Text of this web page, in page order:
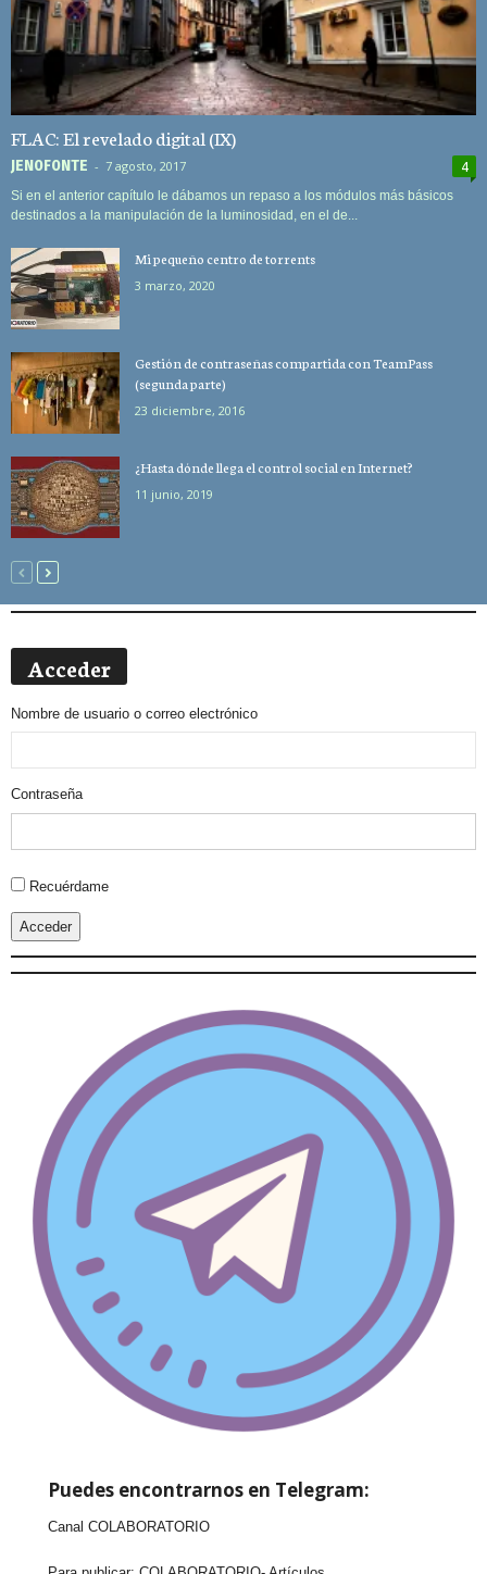
FLAC: El revelado digital (IX)
JEN0F0NTE - 7 agosto, 2017 4
Si en el anterior capítulo le dábamos un repaso a los módulos más básicos
destinados a la manipulación de la luminosidad, en el de...
Mi pequeño centro de torrents
3 marzo, 2020
Gestión de contraseñas compartida con TeamPass
(segunda parte)
23 diciembre, 2016
¿Hasta dónde llega el control social en Internet?
11 junio, 2019
Acceder
Nombre de usuario o correo electrónico
Contraseña
Alternative:
Recuérdame
Acceder
Puedes encontrarnos en Telegram:
Canal COLABORATORIO